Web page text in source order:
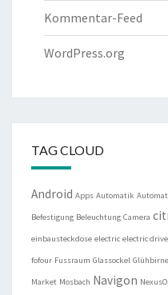
Kommentar-Feed
WordPress.org
TAG CLOUD
Android Apps Automatik
Befestigung Beleuchtung Camera
einbausteckdose electric electric drive
fofour Fussraum Glassockel Glühbirne
Market Mosbach Navigon